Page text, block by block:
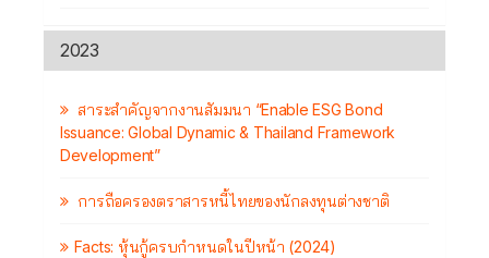
2023
สาระสำคัญจากงานสัมมนา “Enable ESG Bond
Issuance: Global Dynamic & Thailand Framework
Development”
การถือครองตราสารหนี้ไทยของนักลงทุนต่างชาติ
Facts: หุ้นกู้ครบกำหนดในปีหน้า (2024)